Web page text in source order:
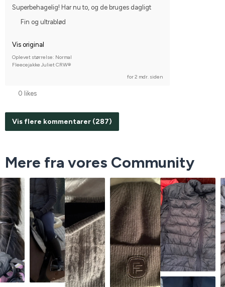
Superbehagelig! Har nu to, og de bruges dagligt
Fin og ultrablød
Vis original
Oplevet størrelse: Normal
Fleecejakke Juliet CRW®
for 2 mdr. siden
0 likes
Vis flere kommentarer (287)
Mere fra vores Community